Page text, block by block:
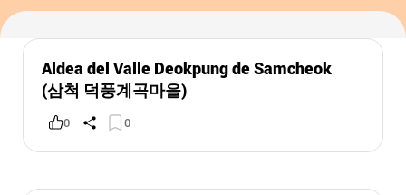
Aldea del Valle Deokpung de Samcheok
(삼척 덕풍계곡마을)
0 0